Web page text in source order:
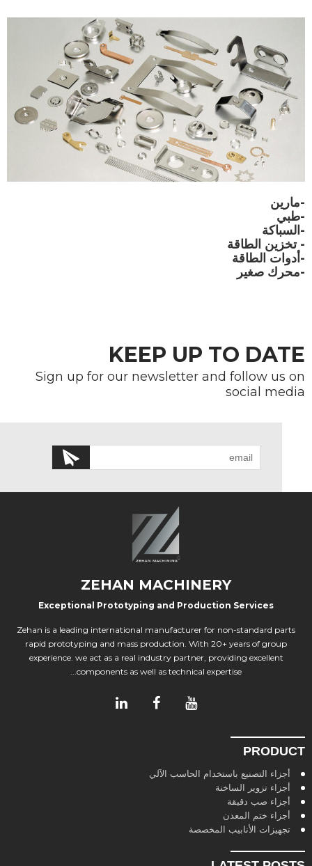
-مارين
-طبي
-السباكة
- تخزين الطاقة
-أدوات الطاقة
-محرك صغير
KEEP UP TO DATE
Sign up for our newsletter and follow us on
social media
ZEHAN MACHINERY
Exceptional Prototyping and Production Services
Zehan is a leading international manufacturer for non-standard parts
rapid prototyping and mass production. With 20+ years of group
experience. we act as a real industry partner, providing excellent
components as well as technical expertise...
PRODUCT
أجزاء التصنيع باستخدام الحاسب الآلي
أجزاء تزوير الساخنة
أجزاء صب دقيقة
أجزاء ختم المعدن
تجهيزات الأنابيب المخصصة